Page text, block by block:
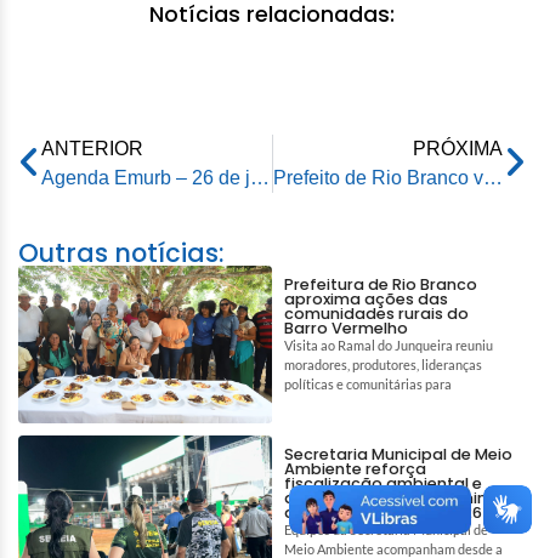
Notícias relacionadas:
ANTERIOR
Agenda Emurb – 26 de janeiro de 2026
PRÓXIMA
Prefeito de Rio Branco visita obras de pontes e reforça compromisso com desenvolvimento da zona rural
Outras notícias:
Prefeitura de Rio Branco
aproxima ações das
comunidades rurais do
Barro Vermelho
Visita ao Ramal do Junqueira reuniu
moradores, produtores, lideranças
políticas e comunitárias para
Secretaria Municipal de Meio
Ambiente reforça
fiscalização ambiental e
ações de bem-estar animal
durante a Expoacre 2026
Equipes da Secretaria Municipal de
Meio Ambiente acompanham desde a